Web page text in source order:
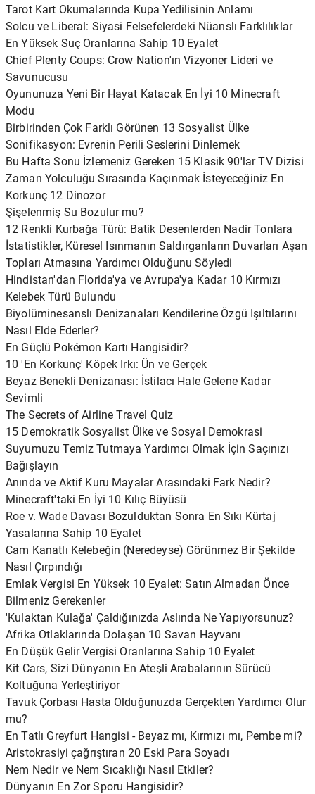
Tarot Kart Okumalarında Kupa Yedilisinin Anlamı
Solcu ve Liberal: Siyasi Felsefelerdeki Nüanslı Farklılıklar
En Yüksek Suç Oranlarına Sahip 10 Eyalet
Chief Plenty Coups: Crow Nation'ın Vizyoner Lideri ve
Savunucusu
Oyununuza Yeni Bir Hayat Katacak En İyi 10 Minecraft
Modu
Birbirinden Çok Farklı Görünen 13 Sosyalist Ülke
Sonifikasyon: Evrenin Perili Seslerini Dinlemek
Bu Hafta Sonu İzlemeniz Gereken 15 Klasik 90'lar TV Dizisi
Zaman Yolculuğu Sırasında Kaçınmak İsteyeceğiniz En
Korkunç 12 Dinozor
Şişelenmiş Su Bozulur mu?
12 Renkli Kurbağa Türü: Batik Desenlerden Nadir Tonlara
İstatistikler, Küresel Isınmanın Saldırganların Duvarları Aşan
Topları Atmasına Yardımcı Olduğunu Söyledi
Hindistan'dan Florida'ya ve Avrupa'ya Kadar 10 Kırmızı
Kelebek Türü Bulundu
Biyolüminesanslı Denizanaları Kendilerine Özgü Işıltılarını
Nasıl Elde Ederler?
En Güçlü Pokémon Kartı Hangisidir?
10 'En Korkunç' Köpek Irkı: Ün ve Gerçek
Beyaz Benekli Denizanası: İstilacı Hale Gelene Kadar
Sevimli
The Secrets of Airline Travel Quiz
15 Demokratik Sosyalist Ülke ve Sosyal Demokrasi
Suyumuzu Temiz Tutmaya Yardımcı Olmak İçin Saçınızı
Bağışlayın
Anında ve Aktif Kuru Mayalar Arasındaki Fark Nedir?
Minecraft'taki En İyi 10 Kılıç Büyüsü
Roe v. Wade Davası Bozulduktan Sonra En Sıkı Kürtaj
Yasalarına Sahip 10 Eyalet
Cam Kanatlı Kelebeğin (Neredeyse) Görünmez Bir Şekilde
Nasıl Çırpındığı
Emlak Vergisi En Yüksek 10 Eyalet: Satın Almadan Önce
Bilmeniz Gerekenler
'Kulaktan Kulağa' Çaldığınızda Aslında Ne Yapıyorsunuz?
Afrika Otlaklarında Dolaşan 10 Savan Hayvanı
En Düşük Gelir Vergisi Oranlarına Sahip 10 Eyalet
Kit Cars, Sizi Dünyanın En Ateşli Arabalarının Sürücü
Koltuğuna Yerleştiriyor
Tavuk Çorbası Hasta Olduğunuzda Gerçekten Yardımcı Olur
mu?
En Tatlı Greyfurt Hangisi - Beyaz mı, Kırmızı mı, Pembe mi?
Aristokrasiyi çağrıştıran 20 Eski Para Soyadı
Nem Nedir ve Nem Sıcaklığı Nasıl Etkiler?
Dünyanın En Zor Sporu Hangisidir?